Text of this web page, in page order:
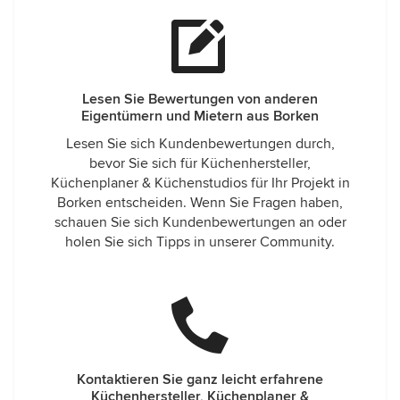
Lesen Sie Bewertungen von anderen
Eigentümern und Mietern aus Borken
Lesen Sie sich Kundenbewertungen durch,
bevor Sie sich für Küchenhersteller,
Küchenplaner & Küchenstudios für Ihr Projekt in
Borken entscheiden. Wenn Sie Fragen haben,
schauen Sie sich Kundenbewertungen an oder
holen Sie sich Tipps in unserer Community.
Kontaktieren Sie ganz leicht erfahrene
Küchenhersteller, Küchenplaner &